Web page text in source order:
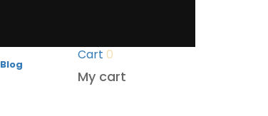
Blog
Cart 0
My cart